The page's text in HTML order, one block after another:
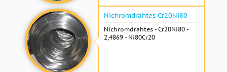
Nichromdrahtes Cr20Ni80
Nichromdrahtes - Cr20Ni80 -
2,4869 - Ni80Cr20